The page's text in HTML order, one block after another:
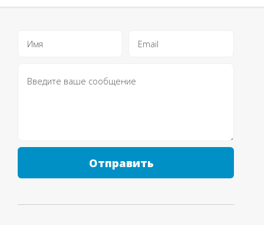
Отправить